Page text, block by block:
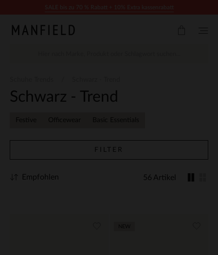
Schwarz - Trend
Festive Officewear Basic Essentials
FILTER
56 Artikel
Empfohlen